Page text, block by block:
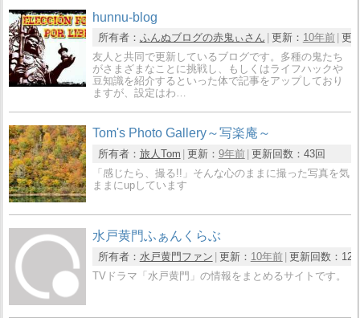
hunnu-blog
所有者： ふんぬブログの赤鬼ぃさん 更新： 10年前 更
友人と共同で更新しているブログです。多種の鬼たち
がさまざまなことに挑戦し、もしくはライフハックや
豆知識を紹介するといった体で記事をアップしており
ますが、設定はわ…
Tom's Photo Gallery～写楽庵～
所有者： 旅人Tom 更新： 9年前 更新回数： 43回
「感じたら、撮る!!」そんな心のままに撮った写真を気
ままにupしています
水戸黄門ふぁんくらぶ
所有者： 水戸黄門ファン 更新： 10年前 更新回数： 12
TVドラマ「水戸黄門」の情報をまとめるサイトです。